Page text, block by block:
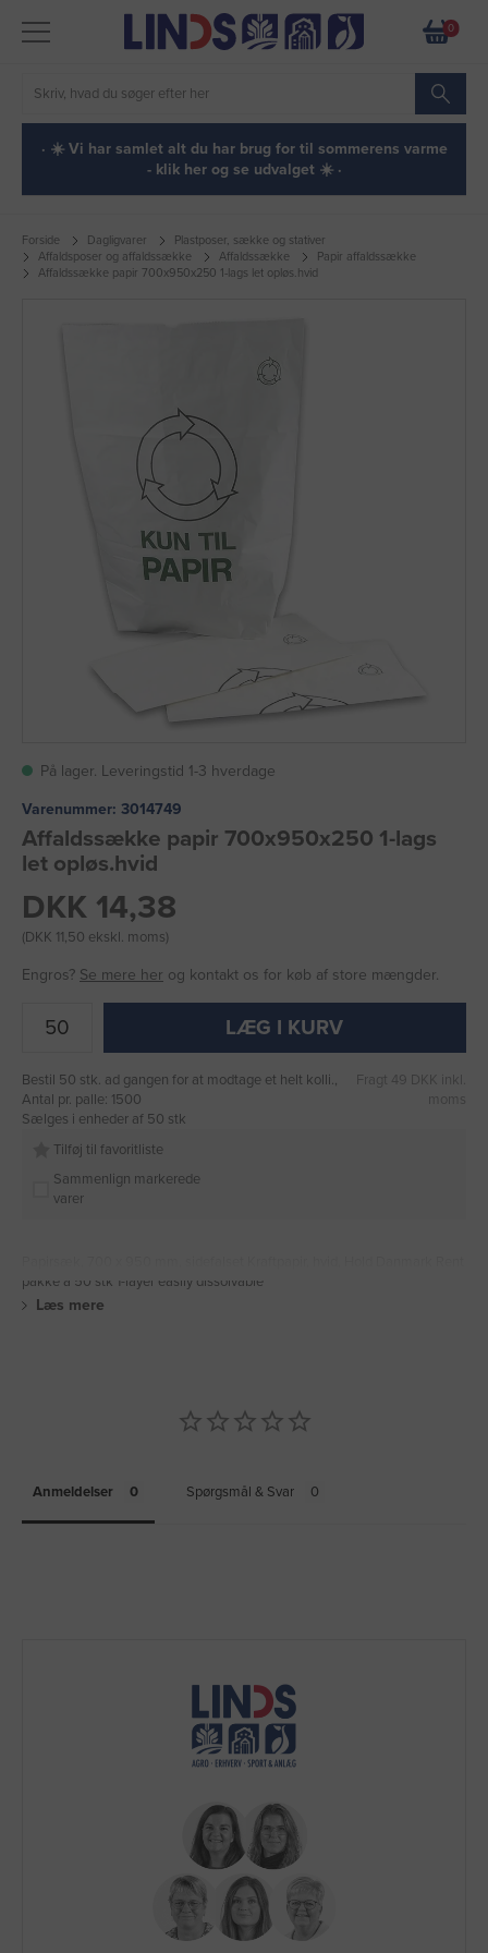
0
· ☀️ Vi har samlet alt du har brug for til sommerens varme
- klik her og se udvalget ☀️ ·
Forside Dagligvarer
Plastposer, sække og stativer
Affaldsposer og affaldssække
Affaldssække
Papir affaldssække
Affaldssække papir 700x950x250 1-lags let opløs.hvid
På lager. Leveringstid 1-3 hverdage
Varenummer: 3014749
Affaldssække papir 700x950x250 1-lags
let opløs.hvid
DKK 14,38
(DKK 11,50 ekskl. moms)
Engros? Se mere her og kontakt os for køb af store mængder.
LÆG I KURV
Bestil 50 stk. ad gangen for at modtage et helt kolli.,
Antal pr. palle: 1500
Sælges i enheder af 50 stk
Fragt 49 DKK inkl.
moms
Tilføj til favoritliste
Sammenlign markerede
varer
pakke a 50 stk 1-layer easily dissolvable
Læs mere
Anmeldelser Spørgsmål & Svar